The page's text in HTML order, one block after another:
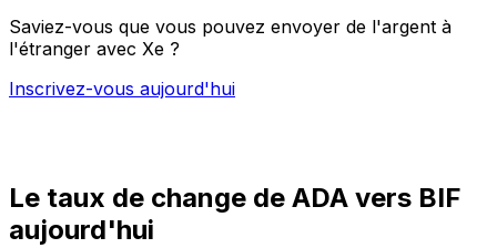
Saviez-vous que vous pouvez envoyer de l'argent à
l'étranger avec Xe ?
Inscrivez-vous aujourd'hui
Le taux de change de ADA vers BIF
aujourd'hui